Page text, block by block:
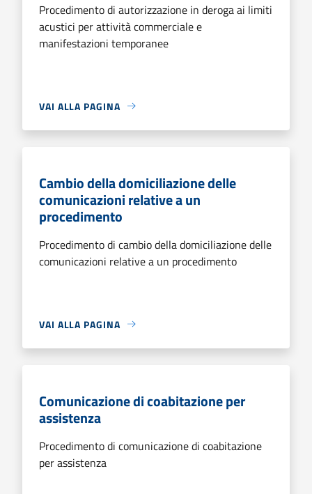
Procedimento di autorizzazione in deroga ai limiti
acustici per attività commerciale e
manifestazioni temporanee
VAI ALLA PAGINA
Cambio della domiciliazione delle
comunicazioni relative a un
procedimento
Procedimento di cambio della domiciliazione delle
comunicazioni relative a un procedimento
VAI ALLA PAGINA
Comunicazione di coabitazione per
assistenza
Procedimento di comunicazione di coabitazione
per assistenza